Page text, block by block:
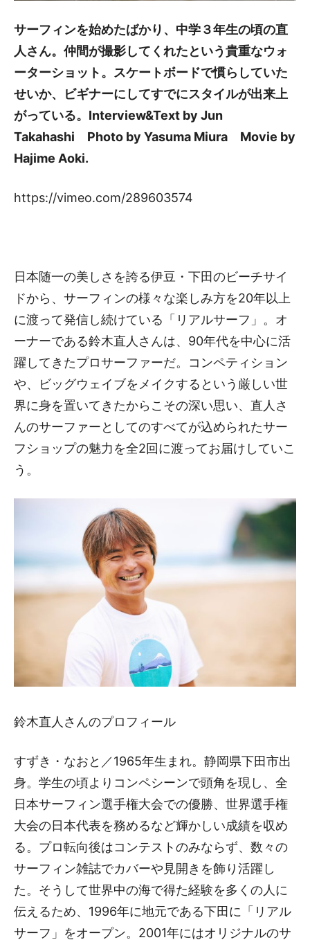
サーフィンを始めたばかり、中学３年生の頃の直
人さん。仲間が撮影してくれたという貴重なウォ
ーターショット。スケートボードで慣らしていた
せいか、ビギナーにしてすでにスタイルが出来上
がっている。Interview&Text by Jun
Takahashi Photo by Yasuma Miura Movie by
Hajime Aoki.
https://vimeo.com/289603574
日本随一の美しさを誇る伊豆・下田のビーチサイ
ドから、サーフィンの様々な楽しみ方を20年以上
に渡って発信し続けている「リアルサーフ」。オ
ーナーである鈴木直人さんは、90年代を中心に活
躍してきたプロサーファーだ。コンペティション
や、ビッグウェイブをメイクするという厳しい世
界に身を置いてきたからこその深い思い、直人さ
んのサーファーとしてのすべてが込められたサー
フショップの魅力を全2回に渡ってお届けしていこ
う。
鈴木直人さんのプロフィール
すずき・なおと／1965年生まれ。静岡県下田市出
身。学生の頃よりコンペシーンで頭角を現し、全
日本サーフィン選手権大会での優勝、世界選手権
大会の日本代表を務めるなど輝かしい成績を収め
る。プロ転向後はコンテストのみならず、数々の
サーフィン雑誌でカバーや見開きを飾り活躍し
た。そうして世界中の海で得た経験を多くの人に
伝えるため、1996年に地元である下田に「リアル
サーフ」をオープン。2001年にはオリジナルのサ